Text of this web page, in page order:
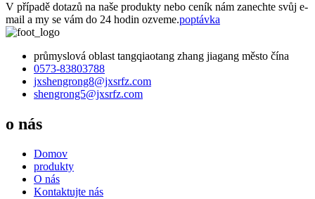
V případě dotazů na naše produkty nebo ceník nám zanechte svůj e-
mail a my se vám do 24 hodin ozveme.poptávka
průmyslová oblast tangqiaotang zhang jiagang město čína
0573-83803788
jxshengrong8@jxsrfz.com
shengrong5@jxsrfz.com
o nás
Domov
produkty
O nás
Kontaktujte nás